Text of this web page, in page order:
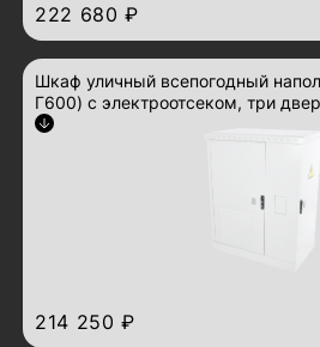
222 680 ₽
Шкаф уличный всепогодный
Г600) с электроотсеком, три
развернуть описание
Арт.: ШТВ-2-30.10.6-43А3
214 250 ₽